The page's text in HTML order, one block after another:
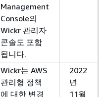
Management
Console의
Wickr 관리자
콘솔도 포함
됩니다.
Wickr는 AWS
관리형 정책
에 대한 변경
2022
년
11월